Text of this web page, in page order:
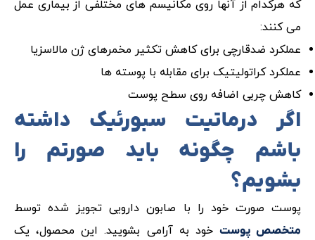
که هرکدام از آنها روی مکانیسم های مختلفی از بیماری عمل
می کنند:
عملکرد ضدقارچی برای کاهش تکثیر مخمرهای ژن مالاسزیا
عملکرد کراتولیتیک برای مقابله با پوسته ها
کاهش چربی اضافه روی سطح پوست
اگر درماتیت سبورئیک داشته
باشم چگونه باید صورتم را
بشویم؟
پوست صورت خود را با صابون دارویی تجویز شده توسط
متخصص پوست خود به آرامی بشویید. این محصول، یک